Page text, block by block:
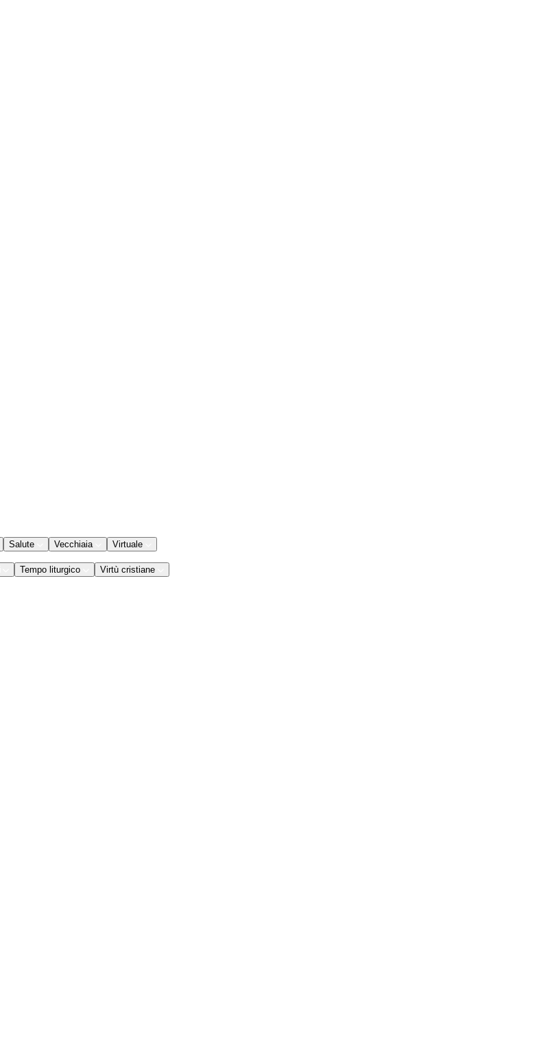
Salute Vecchiaia Virtuale
Tempo liturgico Virtù cristiane